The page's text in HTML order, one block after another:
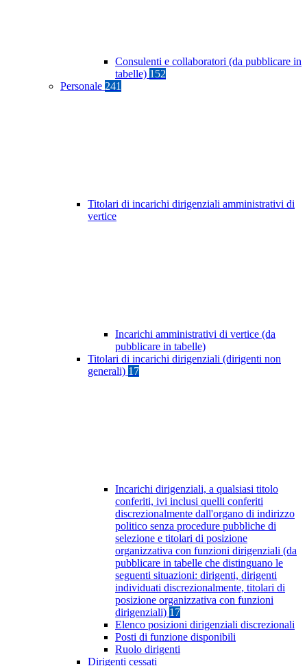
Consulenti e collaboratori (da pubblicare in
tabelle) 152
Personale 241
Titolari di incarichi dirigenziali amministrativi di
vertice
Incarichi amministrativi di vertice (da
pubblicare in tabelle)
Titolari di incarichi dirigenziali (dirigenti non
generali) 17
Incarichi dirigenziali, a qualsiasi titolo
conferiti, ivi inclusi quelli conferiti
discrezionalmente dall'organo di indirizzo
politico senza procedure pubbliche di
selezione e titolari di posizione
organizzativa con funzioni dirigenziali (da
pubblicare in tabelle che distinguano le
seguenti situazioni: dirigenti, dirigenti
individuati discrezionalmente, titolari di
posizione organizzativa con funzioni
dirigenziali) 17
Elenco posizioni dirigenziali discrezionali
Posti di funzione disponibili
Ruolo dirigenti
Dirigenti cessati